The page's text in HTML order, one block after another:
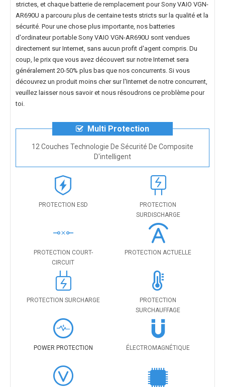
strictes, et chaque batterie de remplacement pour Sony VAIO VGN-
AR690U a parcouru plus de centaine tests stricts sur la qualité et la
sécurité. Pour une chose plus importante, nos batteries
d'ordinateur portable Sony VAIO VGN-AR690U sont vendues
directement sur Internet, sans aucun profit d'agent compris. Du
coup, le prix que vous avez découvert sur notre Internet sera
généralement 20-50% plus bas que nos concurrents. Si vous
découvrez un produit moins cher sur l'Internet de notre concurrent,
veuillez laisser nous savoir et nous résoudrons ce problème pour
toi.
Multi Protection
12 Couches Technologie De Sécurité De Composite
D'intelligent
PROTECTION ESD
PROTECTION
SURDISCHARGE
PROTECTION COURT-
CIRCUIT
PROTECTION ACTUELLE
PROTECTION SURCHARGE
PROTECTION
SURCHAUFFAGE
POWER PROTECTION ÉLECTROMAGNÉTIQUE